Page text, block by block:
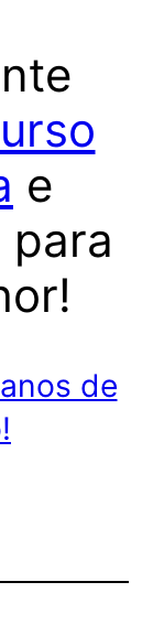
e
para
de